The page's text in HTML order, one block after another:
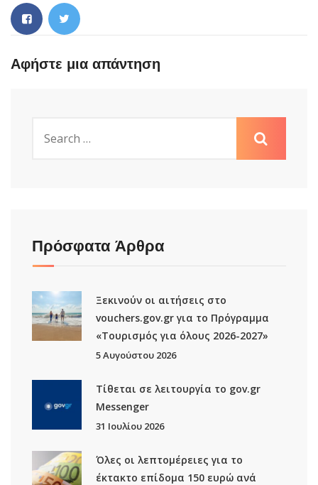
Αφήστε μια απάντηση
Πρόσφατα Άρθρα
Ξεκινούν οι αιτήσεις στο
vouchers.gov.gr για το Πρόγραμμα
«Τουρισμός για όλους 2026-2027»
5 Αυγούστου 2026
Τίθεται σε λειτουργία το gov.gr
Μessenger
31 Ιουλίου 2026
Όλες οι λεπτομέρειες για το
έκτακτο επίδομα 150 ευρώ ανά